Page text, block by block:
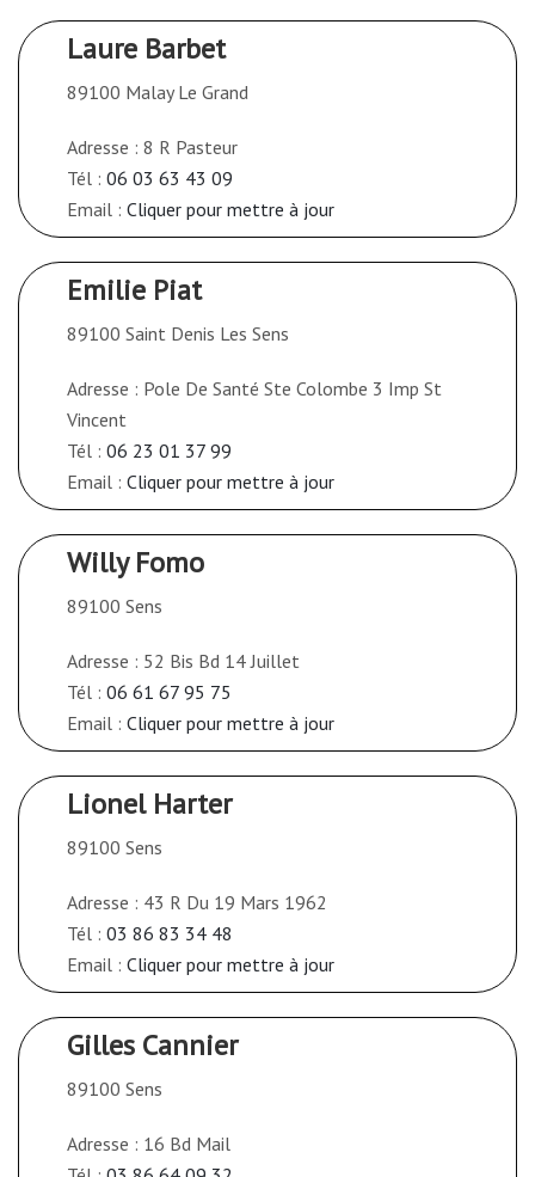
Laure Barbet
89100 Malay Le Grand
Adresse : 8 R Pasteur
Tél : 06 03 63 43 09
Email : Cliquer pour mettre à jour
Emilie Piat
89100 Saint Denis Les Sens
Adresse : Pole De Santé Ste Colombe 3 Imp St
Vincent
Tél : 06 23 01 37 99
Email : Cliquer pour mettre à jour
Willy Fomo
89100 Sens
Adresse : 52 Bis Bd 14 Juillet
Tél : 06 61 67 95 75
Email : Cliquer pour mettre à jour
Lionel Harter
89100 Sens
Adresse : 43 R Du 19 Mars 1962
Tél : 03 86 83 34 48
Email : Cliquer pour mettre à jour
Gilles Cannier
89100 Sens
Adresse : 16 Bd Mail